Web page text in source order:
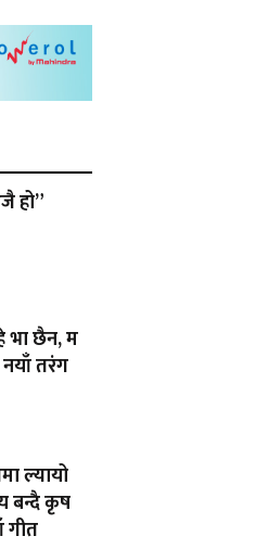
हो”
भा छैन, म
तरंग
ल्यायो
बन्दै कृष
गीत